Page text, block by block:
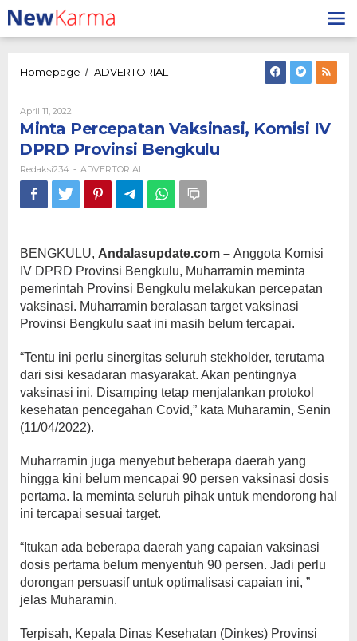
Lewati
ke
konten
Homepage / ADVERTORIAL
IV
DPRD
Provinsi
April 11, 2022
Redaksi234
Minta Percepatan Vaksinasi, Komisi IV
DPRD Provinsi Bengkulu
Redaksi234 - ADVERTORIAL
BENGKULU, Andalasupdate.com – Anggota Komisi
IV DPRD Provinsi Bengkulu, Muharramin meminta
pemerintah Provinsi Bengkulu melakukan percepatan
vaksinasi. Muharramin beralasan target vaksinasi
Provinsi Bengkulu saat ini masih belum tercapai.
“Tentu ini perlu sinergitas seluruh stekholder, terutama
dari sisi kesadaran masyarakat. Akan pentingnya
vaksinasi ini. Disamping tetap menjalankan protokol
kesehatan pencegahan Covid,” kata Muharamin, Senin
(11/04/2022).
Muharramin juga menyebut beberapa daerah yang
hingga kini belum mencapai 90 persen vaksinasi dosis
pertama. Ia meminta seluruh pihak untuk mendorong hal
ini tercapai sesuai target.
“Itukan ada beberapa daerah yang capaian vaksinasi
dosis pertama belum menyentuh 90 persen. Jadi perlu
dorongan persuasif untuk optimalisasi capaian ini, ”
jelas Muharamin.
Terpisah, Kepala Dinas Kesehatan (Dinkes) Provinsi